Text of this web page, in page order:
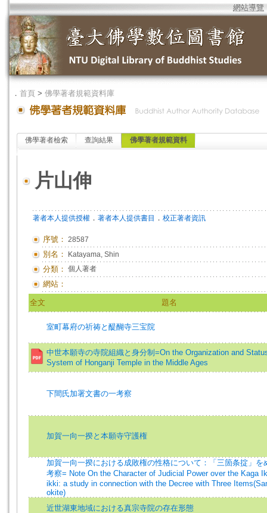
網站導覽
． 首頁 > 佛學著者規範資料庫
佛學著者檢索 查詢結果 佛學著者規範資料
片山伸
著者本人提供授權 ． 著者本人提供書目 ． 校正著者資訊
序號： 28587
別名： Katayama, Shin
分類： 個人著者
網站：
全文 題名
室町幕府の祈祷と醍醐寺三宝院
中世本願寺の寺院組織と身分制=On the Organization and
System of Honganji Temple in the Middle Ages
下間氏加署文書の一考察
加賀一向一揆と本願寺守護権
加賀一向一揆における成敗権の性格について：「三箇条掟」を
考察= Note On the Character of Judicial Power over the Kaga
ikki: a study in connection with the Decree with Three
okite)
近世湖東地域における真宗寺院の存在形態